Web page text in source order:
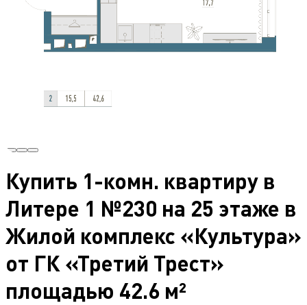
Купить 1-комн. квартиру в
Литере 1 №230 на 25 этаже в
Жилой комплекс «Культура»
от ГК «Третий Трест»
площадью 42.6 м²